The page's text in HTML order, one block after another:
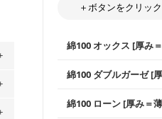
＋ボタンをクリッ
綿100 オックス [厚み
使いやすさNo.1！し
通気性の高さがオック
綿100 ダブルガーゼ [
綿100 ローン [厚み＝